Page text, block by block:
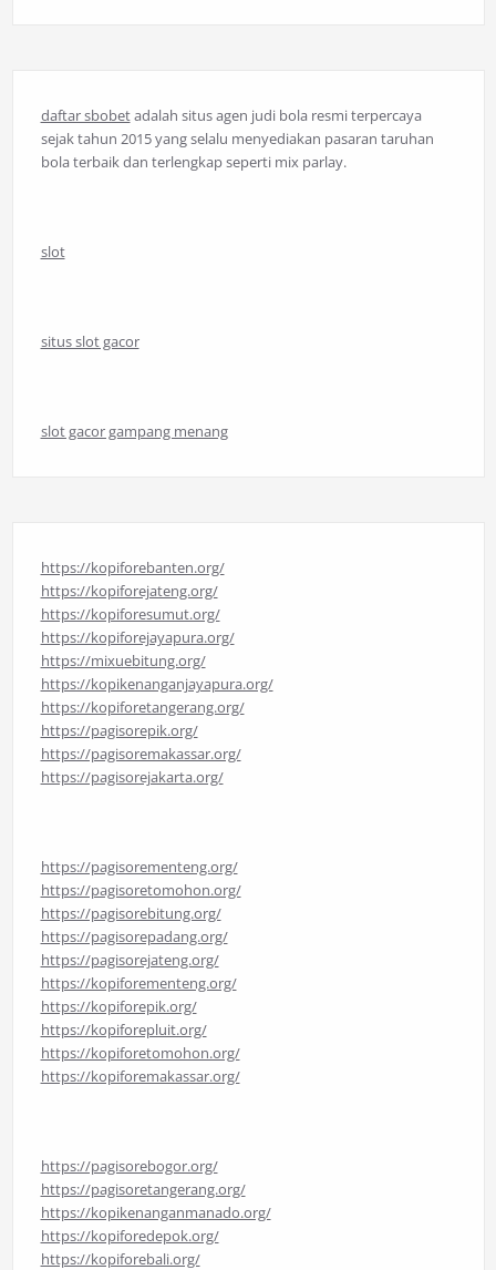
daftar sbobetadalah situs agen judi bola resmi terpercaya
sejak tahun 2015 yang selalu menyediakan pasaran taruhan
bola terbaik dan terlengkap seperti mix parlay.
slot
situs slot gacor
slot gacor gampang menang
https://kopiforebanten.org/
https://kopiforejateng.org/
https://kopiforesumut.org/
https://kopiforejayapura.org/
https://mixuebitung.org/
https://kopikenanganjayapura.org/
https://kopiforetangerang.org/
https://pagisorepik.org/
https://pagisoremakassar.org/
https://pagisorejakarta.org/
https://pagisorementeng.org/
https://pagisoretomohon.org/
https://pagisorebitung.org/
https://pagisorepadang.org/
https://pagisorejateng.org/
https://kopiforementeng.org/
https://kopiforepik.org/
https://kopiforepluit.org/
https://kopiforetomohon.org/
https://kopiforemakassar.org/
https://pagisorebogor.org/
https://pagisoretangerang.org/
https://kopikenanganmanado.org/
https://kopiforedepok.org/
https://kopiforebali.org/